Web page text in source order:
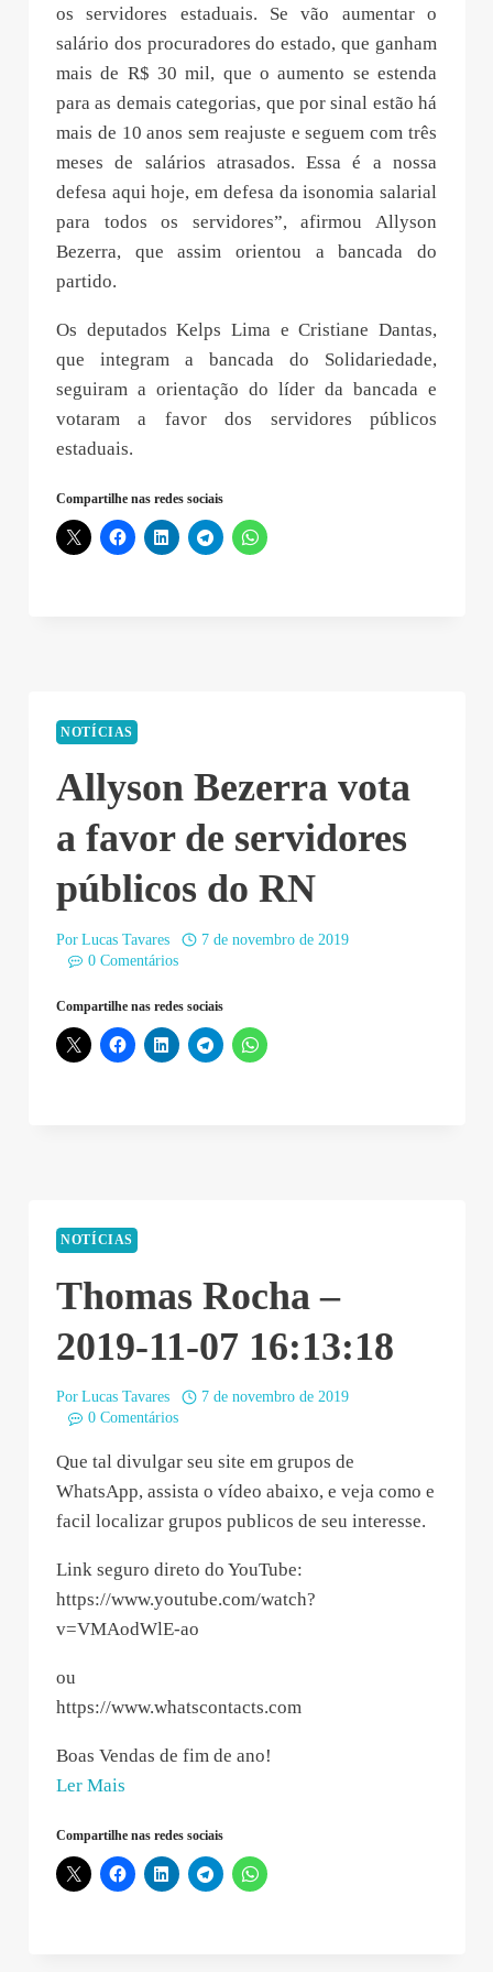
os servidores estaduais. Se vão aumentar o
salário dos procuradores do estado, que ganham
mais de R$ 30 mil, que o aumento se estenda
para as demais categorias, que por sinal estão há
mais de 10 anos sem reajuste e seguem com três
meses de salários atrasados. Essa é a nossa
defesa aqui hoje, em defesa da isonomia salarial
para todos os servidores”, afirmou Allyson
Bezerra, que assim orientou a bancada do
partido.
Os deputados Kelps Lima e Cristiane Dantas,
que integram a bancada do Solidariedade,
seguiram a orientação do líder da bancada e
votaram a favor dos servidores públicos
estaduais.
Compartilhe nas redes sociais
NOTÍCIAS
Allyson Bezerra vota
a favor de servidores
públicos do RN
Por Lucas Tavares
7 de novembro de 2019
0 Comentários
Compartilhe nas redes sociais
NOTÍCIAS
Thomas Rocha –
2019-11-07 16:13:18
Por Lucas Tavares
7 de novembro de 2019
0 Comentários
Que tal divulgar seu site em grupos de
WhatsApp, assista o vídeo abaixo, e veja como e
facil localizar grupos publicos de seu interesse.
Link seguro direto do YouTube:
https://www.youtube.com/watch?
v=VMAodWlE-ao
ou
https://www.whatscontacts.com
Boas Vendas de fim de ano!
Ler Mais
–
2019-
Compartilhe nas redes sociais